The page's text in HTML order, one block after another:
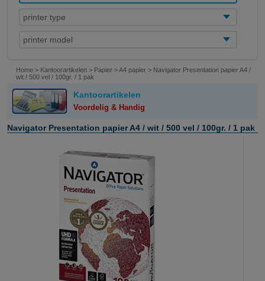
printer type
printer model
Home > Kantoorartikelen > Papier >A4 papier > Navigator Presentation papier A4 /
wit / 500 vel / 100gr. / 1 pak
Kantoorartikelen
Voordelig & Handig
Navigator Presentation papier A4 / wit / 500 vel / 100gr. / 1 pak